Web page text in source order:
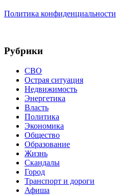
Политика конфиденциальности
Рубрики
СВО
Острая ситуация
Недвижимость
Энергетика
Власть
Политика
Экономика
Общество
Образование
Жизнь
Скандалы
Город
Транспорт и дороги
Афиша